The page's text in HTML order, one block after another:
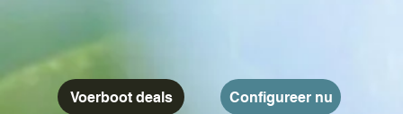
Voerboot deals Configureer nu